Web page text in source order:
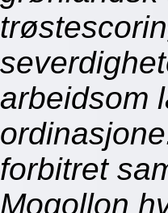
arbeidsom
forbitret
Mogollon